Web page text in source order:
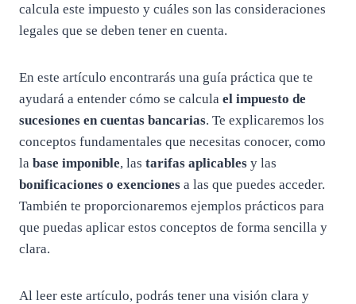
calcula este impuesto y cuáles son las consideraciones
legales que se deben tener en cuenta.
En este artículo encontrarás una guía práctica que te
ayudará a entender cómo se calcula el impuesto de
sucesiones en cuentas bancarias. Te explicaremos los
conceptos fundamentales que necesitas conocer, como
la base imponible, las tarifas aplicables y las
bonificaciones o exenciones a las que puedes acceder.
También te proporcionaremos ejemplos prácticos para
que puedas aplicar estos conceptos de forma sencilla y
clara.
Al leer este artículo, podrás tener una visión clara y